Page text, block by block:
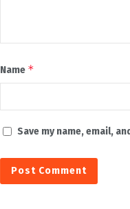
Name *
Save my name, email,